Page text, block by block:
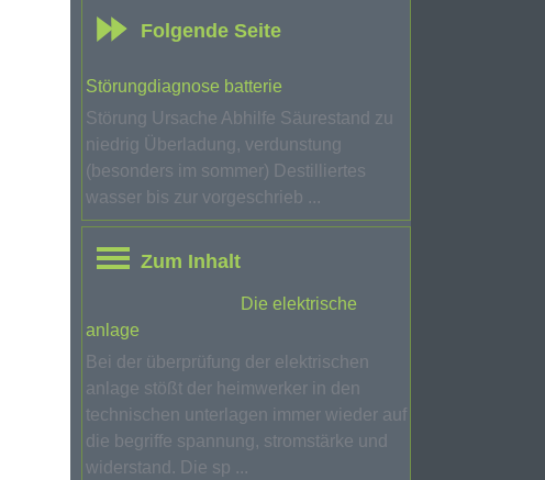
Folgende Seite
Störungdiagnose batterie
Störung Ursache Abhilfe Säurestand zu
niedrig Überladung, verdunstung
(besonders im sommer) Destilliertes
wasser bis zur vorgeschrieb ...
Zum Inhalt
Die elektrische
anlage
Bei der überprüfung der elektrischen
anlage stößt der heimwerker in den
technischen unterlagen immer wieder auf
die begriffe spannung, stromstärke und
widerstand. Die sp ...